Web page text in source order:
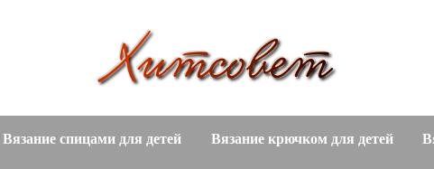
и
вязание
Вязание спицами для детей Вязание крючком для детей